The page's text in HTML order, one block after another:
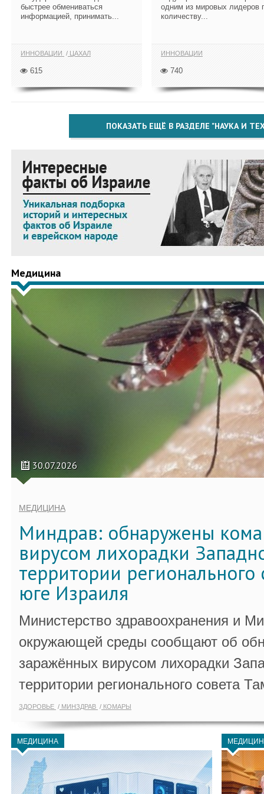
быстрее обмениваться
информацией, принимать...
ИННОВАЦИИ ЦАХАЛ
615
одним из мировых лидеров
количеству...
ИННОВАЦИИ
740
ПОКАЗАТЬ ЕЩЁ В РАЗДЕЛЕ "НАУКА И
Медицина
30.07.2026
МЕДИЦИНА
Миндрав: обнаружены
вирусом лихорадки
территории регионального
юге Израиля
Министерство здравоохранения и
окружающей среды сообщают об
заражённых вирусом лихорадки
территории регионального совета
ЗДОРОВЬЕ МИНЗДРАВ КОМАРЫ
МЕДИЦИНА